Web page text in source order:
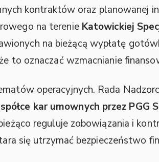
kontraktów oraz planowanej
na terenie Katowickiej
na bieżącą wypłatę
to oznaczać wzmacnianie
operacyjnych. Rada
kar umownych przez PGG
reguluje zobowiązania i
się utrzymać bezpieczeństwo